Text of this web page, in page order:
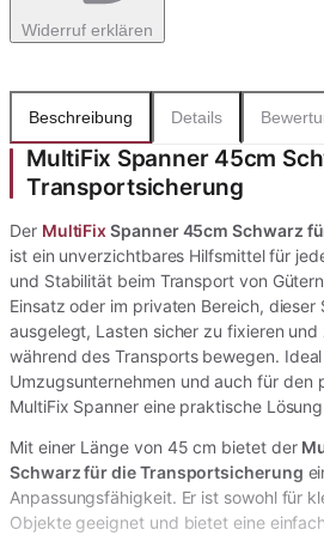
Widerruf erklären
Beschreibung Details
MultiFix Spanner 45cm
Transportsicherung
Der MultiFixSpanner 45cm Schwarz
ist ein unverzichtbares Hilfsmittel für
und Stabilität beim Transport von
Einsatz oder im privaten Bereich,
ausgelegt, Lasten sicher zu fixieren
während des Transports bewegen.
Umzugsunternehmen und auch für den
MultiFix Spanner eine praktische
Mit einer Länge von 45 cm bietet der
Schwarz für die Transportsicherung
Anpassungsfähigkeit. Er ist sowohl für
Objekte geeignet und bietet eine